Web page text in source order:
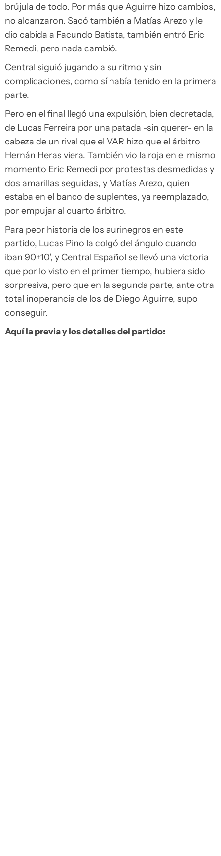
brújula de todo. Por más que Aguirre hizo cambios,
no alcanzaron. Sacó también a Matías Arezo y le
dio cabida a Facundo Batista, también entró Eric
Remedi, pero nada cambió.
Central siguió jugando a su ritmo y sin
complicaciones, como sí había tenido en la primera
parte.
Pero en el final llegó una expulsión, bien decretada,
de Lucas Ferreira por una patada -sin querer- en la
cabeza de un rival que el VAR hizo que el árbitro
Hernán Heras viera. También vio la roja en el mismo
momento Eric Remedi por protestas desmedidas y
dos amarillas seguidas, y Matías Arezo, quien
estaba en el banco de suplentes, ya reemplazado,
por empujar al cuarto árbitro.
Para peor historia de los aurinegros en este
partido, Lucas Pino la colgó del ángulo cuando
iban 90+10', y Central Español se llevó una victoria
que por lo visto en el primer tiempo, hubiera sido
sorpresiva, pero que en la segunda parte, ante otra
total inoperancia de los de Diego Aguirre, supo
conseguir.
Aquí la previa y los detalles del partido: